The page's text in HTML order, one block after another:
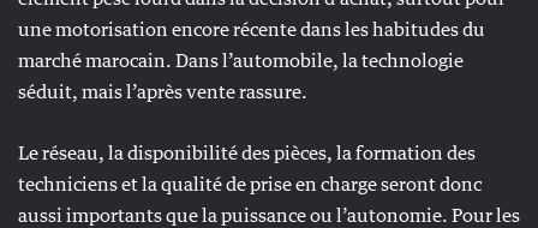
une motorisation encore récente dans les habitudes du
marché marocain. Dans l’automobile, la technologie
séduit, mais l’après vente rassure.
Le réseau, la disponibilité des pièces, la formation des
techniciens et la qualité de prise en charge seront donc
aussi importants que la puissance ou l’autonomie. Pour les